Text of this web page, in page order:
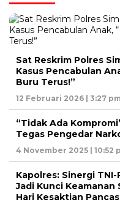
Sat Reskrim Polres
Kasus Pencabulan
Buru Terus!”
12 Februari 2026 | 3:27
“Tidak Ada
Tegas Pengedar
4 November 2025 | 10:52
Kapolres: Sinergi
Jadi Kunci Keamanan
Hari Kesaktian